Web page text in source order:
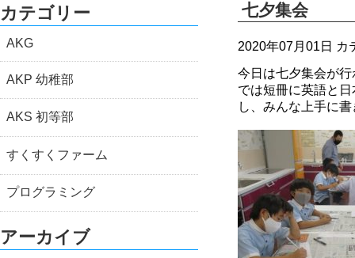
七夕集会
2020年07月01日 カ
今日は七夕集会が
では短冊に英語と
し、みんな上手に
カテゴリー
AKG
AKP 幼稚部
AKS 初等部
すくすくファーム
プログラミング
アーカイブ